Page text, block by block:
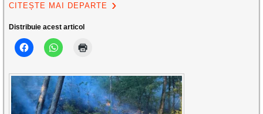
CITEȘTE MAI DEPARTE
Distribuie acest articol